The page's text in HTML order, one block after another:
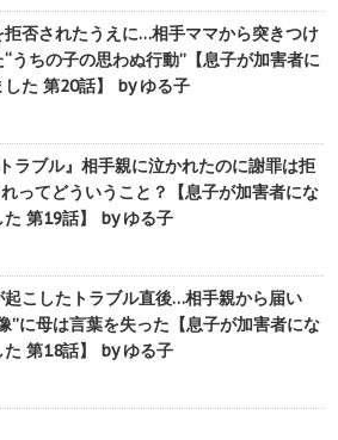
拒否されたうえに…相手ママから突きつけ
“うちの子の思わぬ行動”【息子が加害者に
した 第20話】 by ゆる子
トラブル』相手親に泣かれたのに謝罪は拒
ってどういうこと？【息子が加害者にな
た 第19話】 by ゆる子
起こしたトラブル直後…相手親から届い
”に母は言葉を失った【息子が加害者にな
た 第18話】 by ゆる子